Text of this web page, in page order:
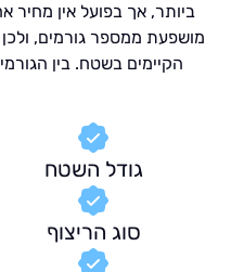
אך בפועל אין מחיר אחיד
ממספר גורמים, ולכן נכון
בשטח. בין הגורמים
גודל השטח
סוג הריצוף